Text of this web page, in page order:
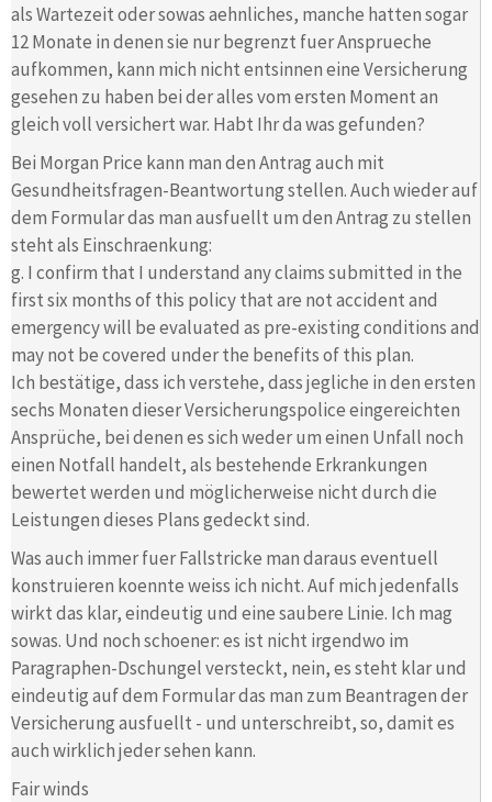
als Wartezeit oder sowas aehnliches, manche hatten sogar
12 Monate in denen sie nur begrenzt fuer Ansprueche
aufkommen, kann mich nicht entsinnen eine Versicherung
gesehen zu haben bei der alles vom ersten Moment an
gleich voll versichert war. Habt Ihr da was gefunden?
Bei Morgan Price kann man den Antrag auch mit
Gesundheitsfragen-Beantwortung stellen. Auch wieder auf
dem Formular das man ausfuellt um den Antrag zu stellen
steht als Einschraenkung:
g. I confirm that I understand any claims submitted in the
first six months of this policy that are not accident and
emergency will be evaluated as pre-existing conditions and
may not be covered under the benefits of this plan.
Ich bestätige, dass ich verstehe, dass jegliche in den ersten
sechs Monaten dieser Versicherungspolice eingereichten
Ansprüche, bei denen es sich weder um einen Unfall noch
einen Notfall handelt, als bestehende Erkrankungen
bewertet werden und möglicherweise nicht durch die
Leistungen dieses Plans gedeckt sind.
Was auch immer fuer Fallstricke man daraus eventuell
konstruieren koennte weiss ich nicht. Auf mich jedenfalls
wirkt das klar, eindeutig und eine saubere Linie. Ich mag
sowas. Und noch schoener: es ist nicht irgendwo im
Paragraphen-Dschungel versteckt, nein, es steht klar und
eindeutig auf dem Formular das man zum Beantragen der
Versicherung ausfuellt - und unterschreibt, so, damit es
auch wirklich jeder sehen kann.
Fair winds